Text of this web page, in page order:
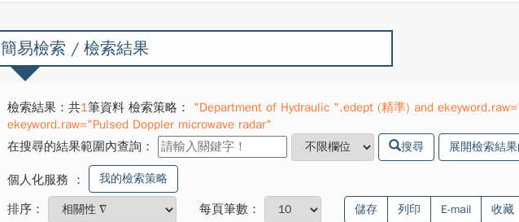
簡易檢索 / 檢索結果
檢索結果：共1筆資料 檢索策略：
"Department of Hydraulic ".edept (精準) and
ekeyword.raw="Pulsed Doppler microwave radar"
在搜尋的結果範圍內查詢：
搜尋 展開檢索結
個人化服務 ： 我的檢索策略
排序： 每頁筆數： 儲存 列印 E-mail 收藏